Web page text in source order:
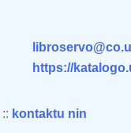
https://
:: kontaktu nin